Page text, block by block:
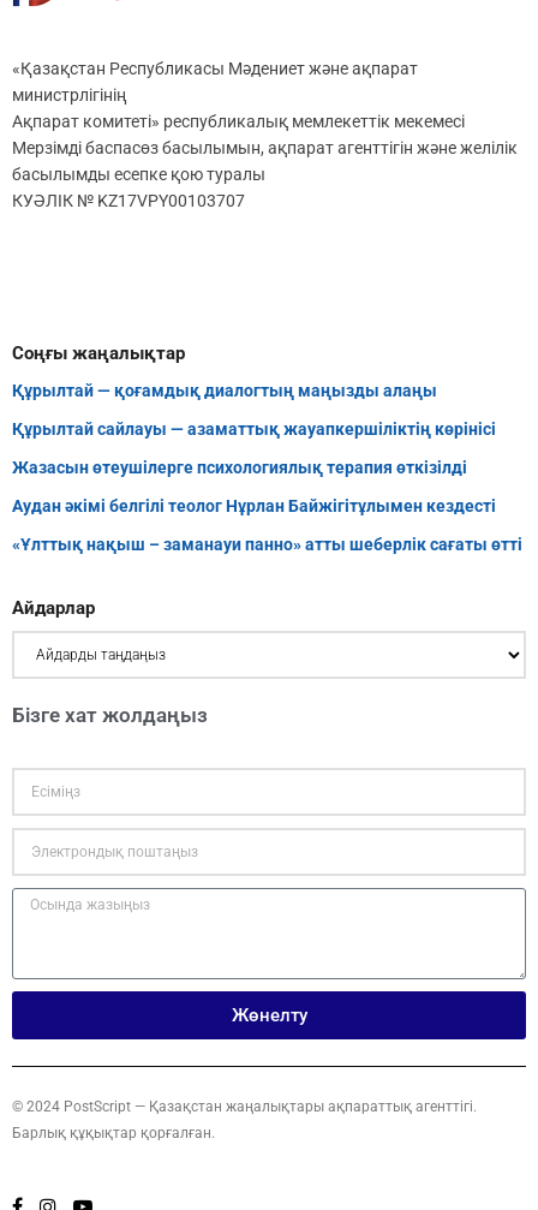
«Қазақстан Республикасы Мәдениет және ақпарат
министрлігінің
Ақпарат комитеті» республикалық мемлекеттік мекемесі
Мерзімді баспасөз басылымын, ақпарат агенттігін және желілік
басылымды есепке қою туралы
КУӘЛІК № KZ17VPY00103707
Соңғы жаңалықтар
Құрылтай — қоғамдық диалогтың маңызды алаңы
Құрылтай сайлауы — азаматтық жауапкершіліктің көрінісі
Жазасын өтеушілерге психологиялық терапия өткізілді
Аудан әкімі белгілі теолог Нұрлан Байжігітұлымен кездесті
«Ұлттық нақыш – заманауи панно» атты шеберлік сағаты өтті
Айдарлар
Бізге хат жолдаңыз
Жөнелту
© 2024 PostScript — Қазақстан жаңалықтары ақпараттық агенттігі.
Барлық құқықтар қорғалған.